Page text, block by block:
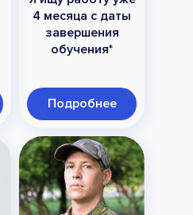
4 месяца с даты
завершения
обучения*
Подробнее